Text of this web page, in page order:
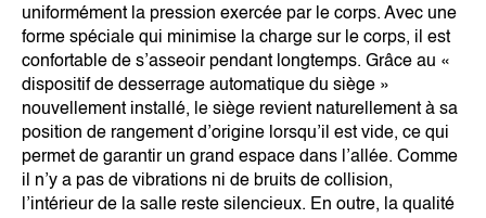
uniformément la pression exercée par le corps. Avec une
forme spéciale qui minimise la charge sur le corps, il est
confortable de s’asseoir pendant longtemps. Grâce au «
dispositif de desserrage automatique du siège »
nouvellement installé, le siège revient naturellement à sa
position de rangement d’origine lorsqu’il est vide, ce qui
permet de garantir un grand espace dans l’allée. Comme
il n’y a pas de vibrations ni de bruits de collision,
l’intérieur de la salle reste silencieux. En outre, la qualité